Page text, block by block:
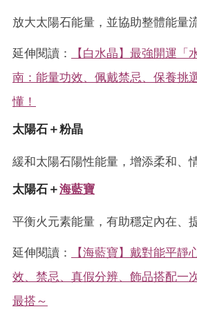
放大太陽石能量，並協助整體能量
延伸閱讀：
【白水晶】最強開運「
南：能量功效、佩戴禁忌、保養挑
懂！
太陽石＋粉晶
緩和太陽石陽性能量，增添柔和、
太陽石＋海藍寶
平衡火元素能量，有助穩定內在、
延伸閱讀：
【海藍寶】戴對能平靜
效、禁忌、真假分辨、飾品搭配一
最搭～